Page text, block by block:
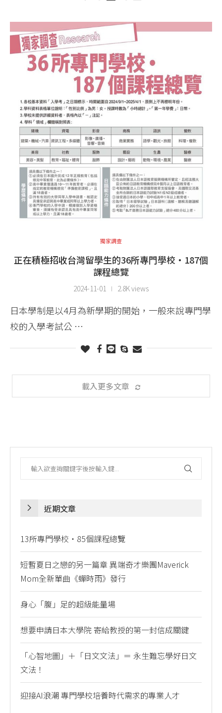
獨家調查
正在積極招收台灣留學生的36所專門學校・187個
課程總覽
2024-11-01 2.8K views
日本學制是以4月為新學期的開始，一般來說專門學
校的入學考試公 …
載入更多文章
近期文章
13所專門學校・85個課程總覽
短暫夏日之戀的另一篇章 異端奇才樂團Maverick
Mom全新單曲《蟬時雨》發行
身心「腹」足的超級能量場
想要申請日本大學院 寄給教授的第一封信成關鍵
「心智地圖」＋「日文文法」＝ 永生難忘學好日文
文法！
迎接AI浪潮 專門學校培養時代需求的專業人才